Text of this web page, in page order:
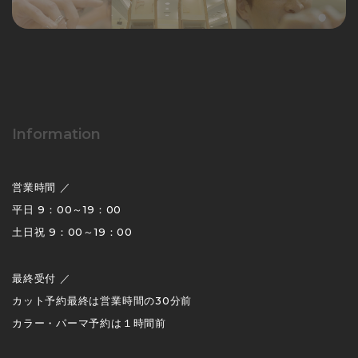
Information
営業時間 ／
平日 9：00～19：00
土日祝 9：00～19：00
最終受付 ／
カット予約最終は営業時間の30分前
カラー・パーマ予約は１時間前